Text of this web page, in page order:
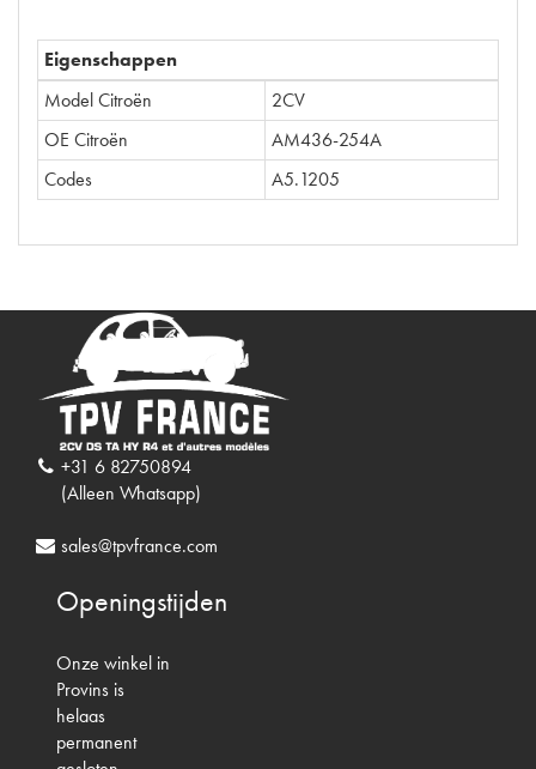
Eigenschappen
Model Citroën
2CV
OE Citroën
AM436-254A
Codes
A5.1205
+31 6 82750894
(Alleen Whatsapp)
sales@tpvfrance.com
Openingstijden
Onze winkel in
Provins is
helaas
permanent